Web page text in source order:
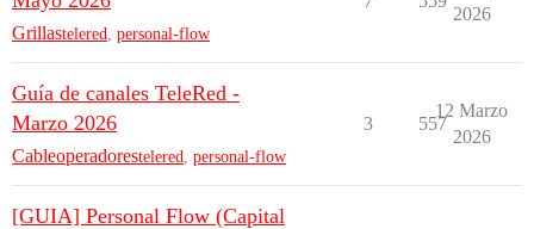
Grillastelered personal-flow
2026
Guía de canales TeleRed -
Marzo 2026
Cableoperadorestelered personal-flow
3 557
12 Marzo
2026
[GUIA] Personal Flow (Capital